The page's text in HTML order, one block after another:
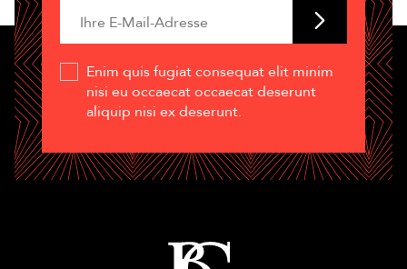
Enim quis fugiat consequat elit minim
nisi eu occaecat occaecat deserunt
aliquip nisi ex deserunt.